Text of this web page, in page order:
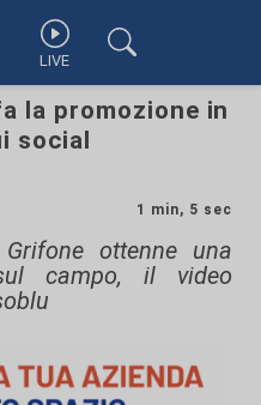
LIVE
la promozione in
social
1 min, 5 sec
ottenne una
campo, il video